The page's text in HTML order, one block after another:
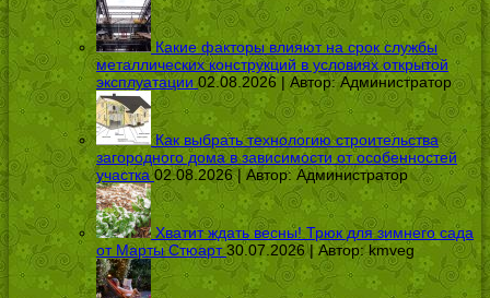
Какие факторы влияют на срок службы
металлических конструкций в условиях открытой
эксплуатации 02.08.2026 | Автор:Администратор
Как выбрать технологию строительства
загородного дома в зависимости от особенностей
участка 02.08.2026 | Автор:Администратор
Хватит ждать весны! Трюк для зимнего сада
от Марты Стюарт 30.07.2026 | Автор:kmveg